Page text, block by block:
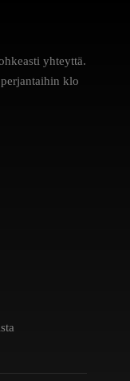
yhteyttä.
klo